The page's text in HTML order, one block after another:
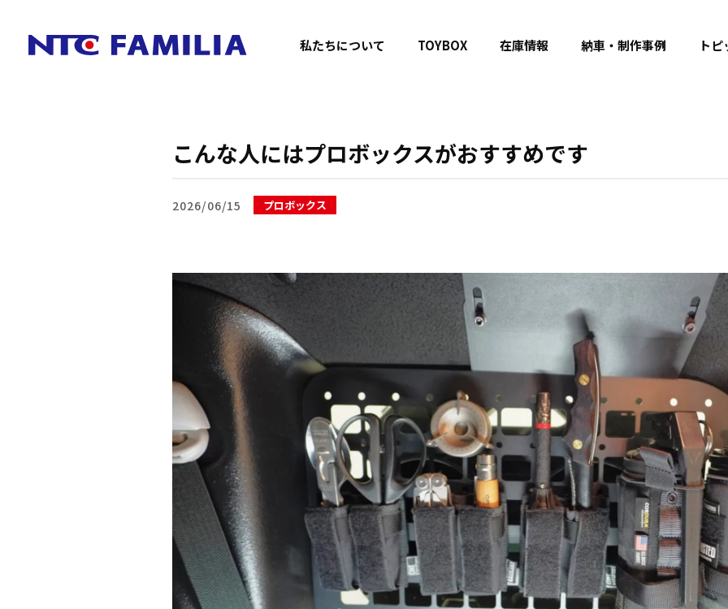
私たちについて TOYBOX 在庫情報 納車・制作事例 トピ
こんな人にはプロボックスがおすすめです
2026/06/15 プロボックス